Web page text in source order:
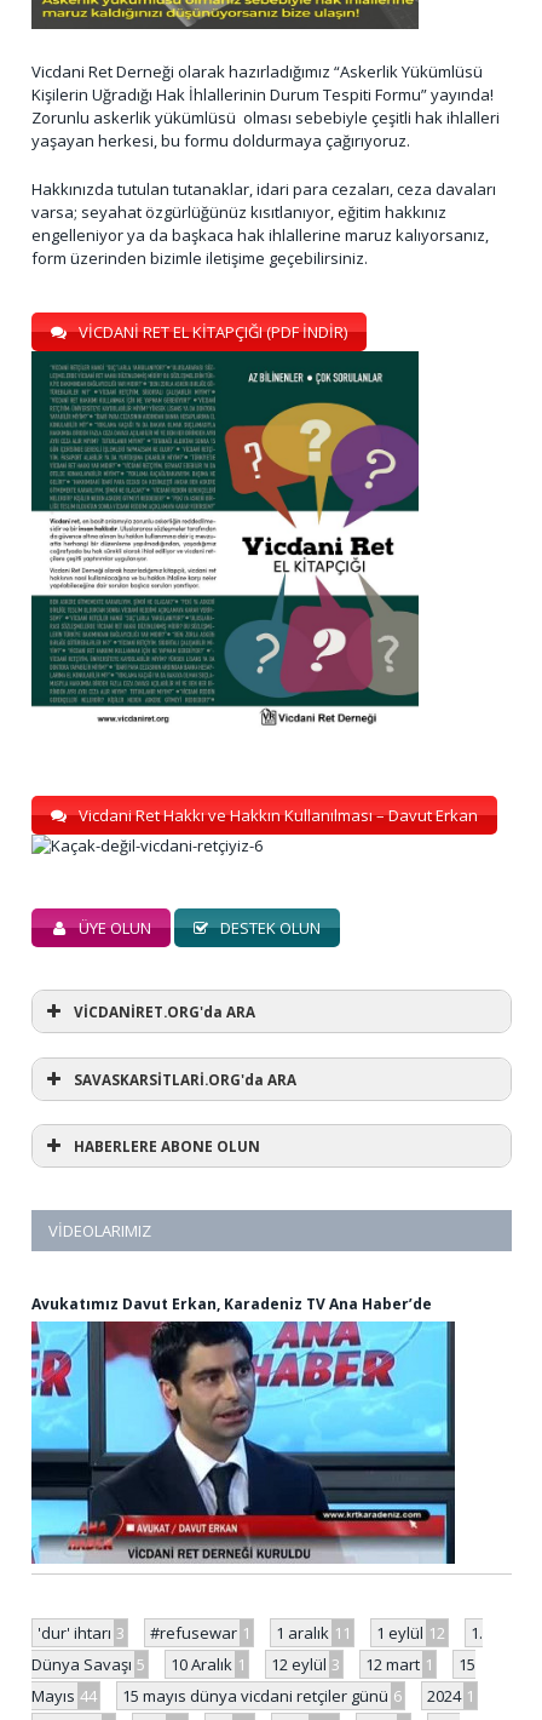
Vicdani Ret Derneği olarak hazırladığımız “Askerlik Yükümlüsü
Kişilerin Uğradığı Hak İhlallerinin Durum Tespiti Formu” yayında!
Zorunlu askerlik yükümlüsü olması sebebiyle çeşitli hak ihlalleri
yaşayan herkesi, bu formu doldurmaya çağırıyoruz.
Hakkınızda tutulan tutanaklar, idari para cezaları, ceza davaları
varsa; seyahat özgürlüğünüz kısıtlanıyor, eğitim hakkınız
engelleniyor ya da başkaca hak ihlallerine maruz kalıyorsanız,
form üzerinden bizimle iletişime geçebilirsiniz.
VİCDANİ RET EL KİTAPÇIĞI (PDF İNDİR)
Vicdani Ret Hakkı ve Hakkın Kullanılması – Davut Erkan
ÜYE OLUN DESTEK OLUN
VİCDANİRET.ORG'da ARA
SAVASKARSİTLARİ.ORG'da ARA
HABERLERE ABONE OLUN
VIDEOLARIMIZ
Avukatımız Davut Erkan, Karadeniz TV Ana Haber’de
'dur' ihtarı 3 #refusewar 1 1 aralık 11 1 eylül 12
1.
Dünya Savaşı 5 10 Aralık 1 12 eylül 3 12 mart 1
15
Mayıs 44 15 mayıs dünya vicdani retçiler günü 6 2024 1